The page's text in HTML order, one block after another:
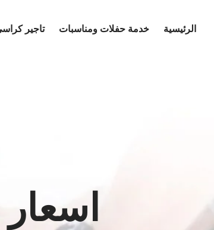
الرئيسية خدمة حفلات ومناسبات تاجير